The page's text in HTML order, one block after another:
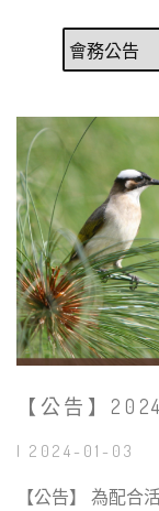
【公告】
| 2024-01-03
【公告】 為配合